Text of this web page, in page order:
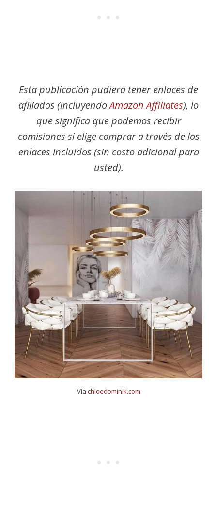
Esta publicación pudiera tener enlaces de
afiliados (incluyendoAmazon Affiliates), lo
que significa que podemos recibir
comisiones si elige comprar a través de los
enlaces incluidos (sin costo adicional para
usted).
Vía chloedominik.com